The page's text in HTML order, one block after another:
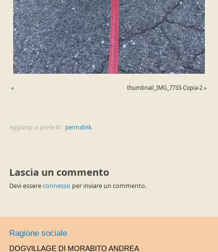
« thumbnail_IMG_7733-Copia-2 »
Aggiungi ai preferiti : permalink.
Lascia un commento
Devi essereconnesso per inviare un commento.
Ragione sociale
DOGVILLAGE DI MORABITO ANDREA